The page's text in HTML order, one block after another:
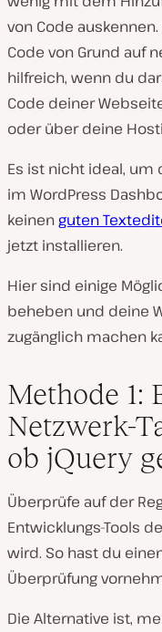
von Code
Code von Grund auf
hilfreich, wenn du
Code deiner
oder über deine
Es ist nicht ideal, um
im WordPress
keinenguten
jetzt installieren.
Hier sind einige
beheben und deine
zugänglich machen
Methode 1:
Netzwerk-
ob jQuery
Überprüfe auf der
Entwicklungs-Tools
wird. So hast du
Überprüfung
Die Alternative ist,